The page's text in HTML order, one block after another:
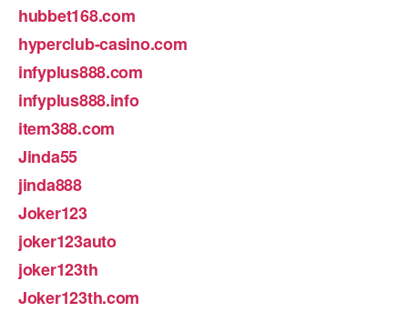
hubbet168.com
hyperclub-casino.com
infyplus888.com
infyplus888.info
item388.com
Jinda55
jinda888
Joker123
joker123auto
joker123th
Joker123th.com